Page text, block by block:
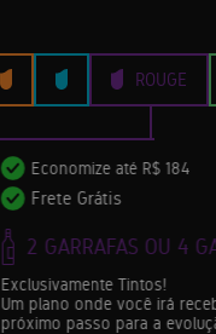
ROUGE
Economize até R$ 184
Frete Grátis
2 GARRAFAS OU 4
Exclusivamente Tintos!
Um plano onde você irá
próximo passo para a